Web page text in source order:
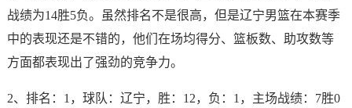
战绩为14胜5负。虽然排名不是很高，但是辽宁男篮在本赛季
中的表现还是不错的，他们在场均得分、篮板数、助攻数等
方面都表现出了强劲的竞争力。
2、排名：1，球队：辽宁，胜：12，负：1，主场战绩：7胜0